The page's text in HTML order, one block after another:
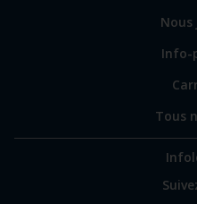
Info-
Tous